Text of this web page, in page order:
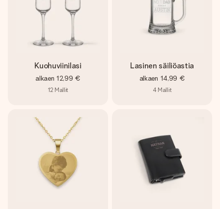
Kuohuviinilasi
alkaen 12,99 €
12 Mallit
Lasinen säiliöastia
alkaen 14,99 €
4 Mallit